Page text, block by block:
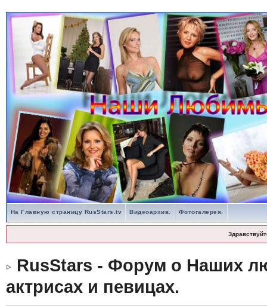
На Главную страницу RusStars.tv Видеоархив. Фотогалерея.
RusStars - Форум о Наших
актрисах и певицах.